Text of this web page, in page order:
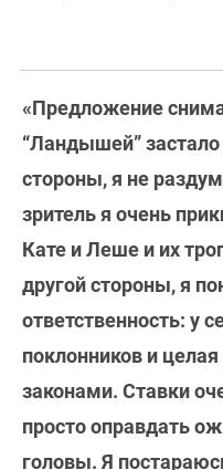
«Предложение
“Ландышей”
стороны, я не
зритель я очень
Кате и Леше и их
другой стороны, я
ответственность: у
поклонников и
законами. Ставки
просто оправдать
головы. Я